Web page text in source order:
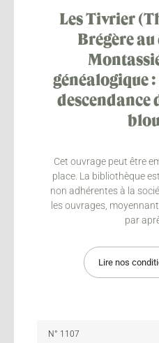
Les Tivrier
Brégère au
généalogique
descendance
Cet ouvrage peut être
place. La bibliothèque
non adhérentes à la
les ouvrages,
par
Lire nos